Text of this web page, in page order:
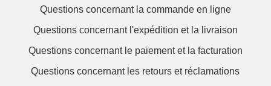
Questions concernant la commande en ligne
Questions concernant l'expédition et la livraison
Questions concernant le paiement et la facturation
Questions concernant les retours et réclamations